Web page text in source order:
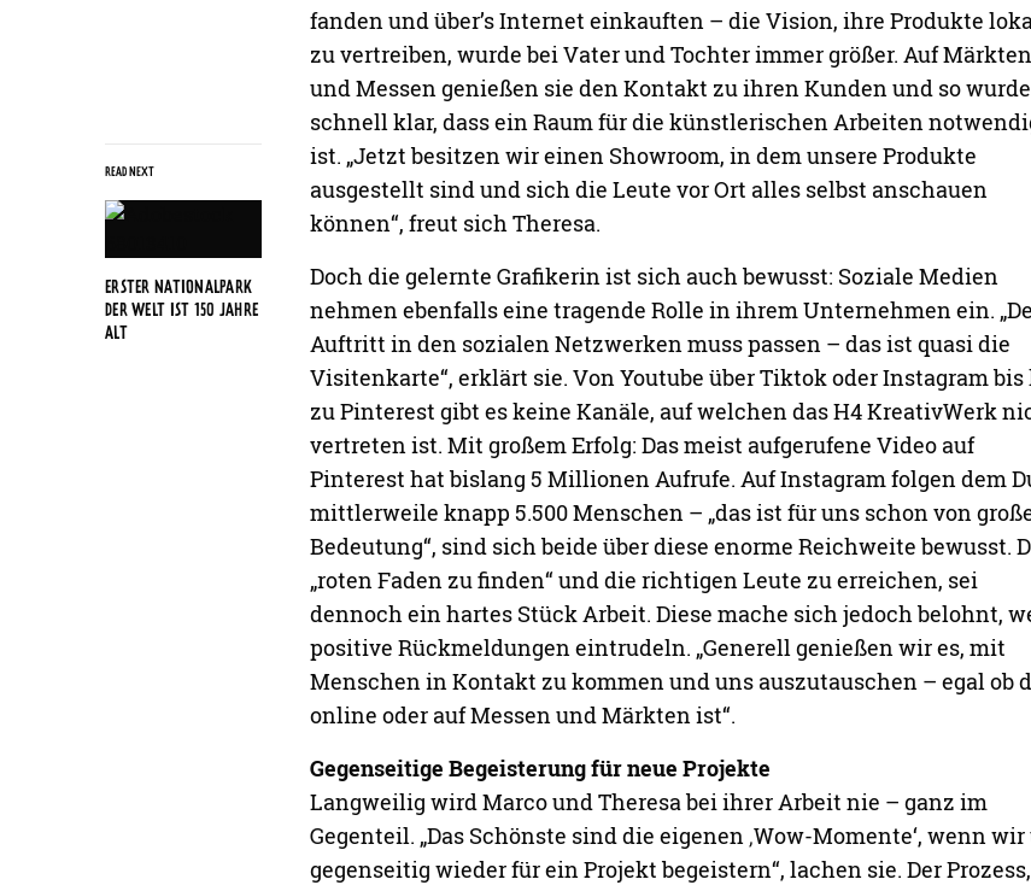
GESUNDES & REZEPTE
DIE FLOTTE KAROTTE
Kontakt:
Am Plettlberg 4
94116 Hutthurm
E-Mail: h4.kreativwerk@gmail.com
Tel.: 08505 922198
www.instagram.com/h4_kreativwerk/
www.etsy.com/de/shop/H4KreativWerk
View Comments (0)